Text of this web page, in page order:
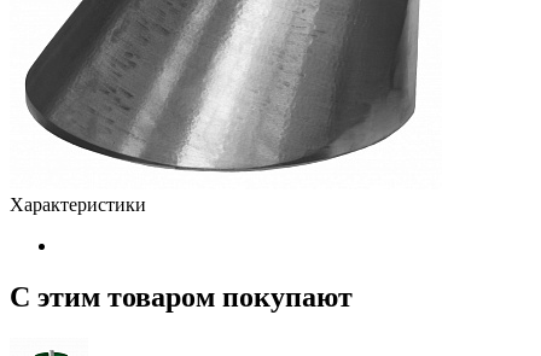
Характеристики
С этим товаром покупают